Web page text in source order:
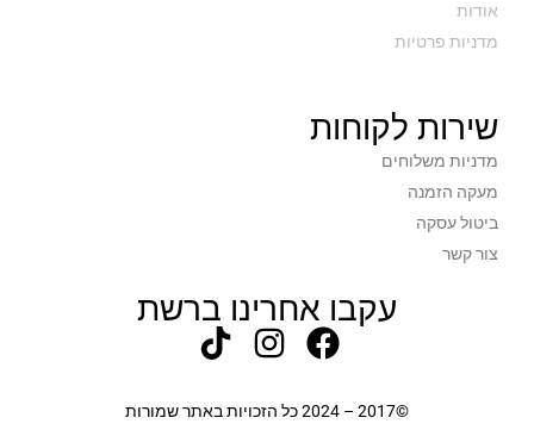
אודות
מדניות פרטיות
שירות לקוחות
מדניות משלוחים
מעקה הזמנה
ביטול עסקה
צור קשר
עקבו אחרינו ברשת
©2017 – 2024 כל הזכויות באתר שמורות